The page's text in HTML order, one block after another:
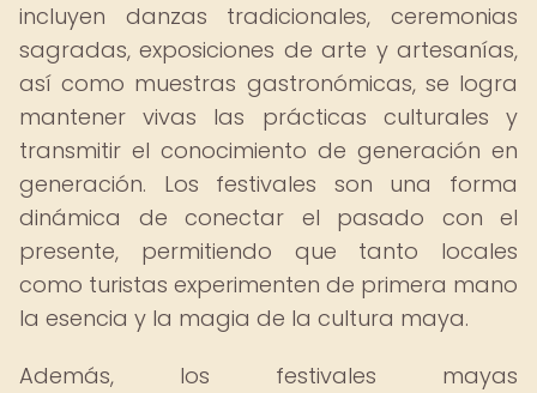
incluyen danzas tradicionales, ceremonias
sagradas, exposiciones de arte y artesanías,
así como muestras gastronómicas, se logra
mantener vivas las prácticas culturales y
transmitir el conocimiento de generación en
generación. Los festivales son una forma
dinámica de conectar el pasado con el
presente, permitiendo que tanto locales
como turistas experimenten de primera mano
la esencia y la magia de la cultura maya.
Además, los festivales mayas